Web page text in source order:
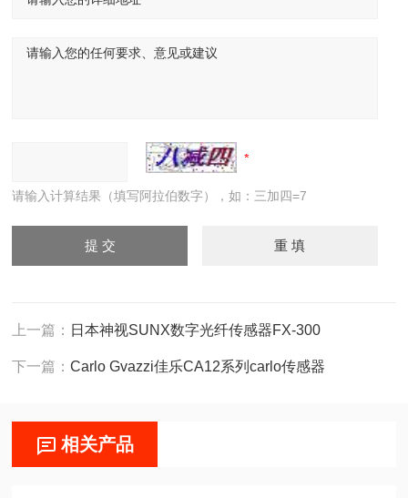
请输入计算结果（填写阿拉伯数字），如：三加四=7
上一篇： 日本神视SUNX数字光纤传感器FX-300
下一篇：Carlo Gvazzi佳乐CA12系列carlo传感器
相关产品